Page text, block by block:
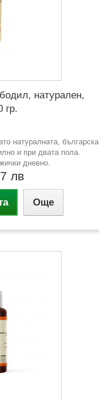
натурален,
гр.
натуралната, българска
и при двата пола.
дневно.
лв
Още